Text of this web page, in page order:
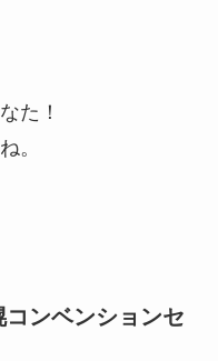
た！
。
コンベンションセ